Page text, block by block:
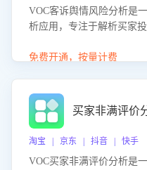
VOC客诉舆情风险分析是
析应用，专注于解析买家
别客户情绪、归因争议根
能力，阻断差评扩散，维
续提升。
免费开通，按量计费
买家非满评价
淘宝 | 京东 | 抖音 | 快手
VOC买家非满评价分析是